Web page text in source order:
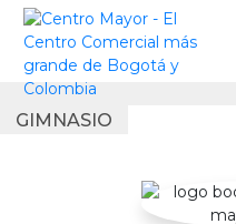
Skip
GIMNASIO